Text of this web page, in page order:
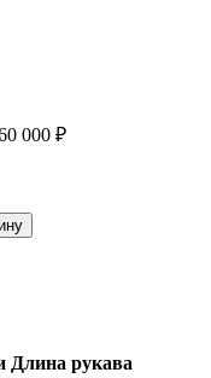
000 ₽
Длина рукава